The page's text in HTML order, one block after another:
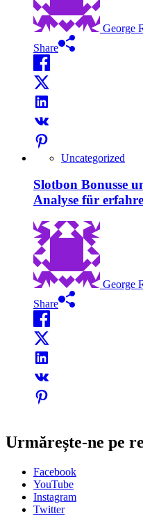
George
Share
Uncategorized
Slotbon Bonusse
Analyse für
George
Share
Urmărește-ne pe
Facebook
YouTube
Instagram
Twitter